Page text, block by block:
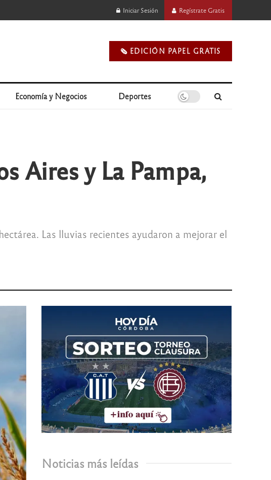
Iniciar Sesión Regístrate Gratis
🗞️ EDICIÓN PAPEL GRATIS
Economía y Negocios Deportes
Aires y La Pampa,
Las lluvias recientes ayudaron a mejorar el
Noticias más leídas